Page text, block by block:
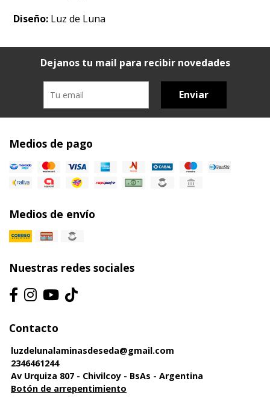
Diseño: Luz de Luna
Dejanos tu mail para recibir novedades
Enviar
Medios de pago
Medios de envío
Nuestras redes sociales
Contacto
luzdelunalaminasdeseda@gmail.com
2346461244
Av Urquiza 807 - Chivilcoy - BsAs - Argentina
Botón de arrepentimiento